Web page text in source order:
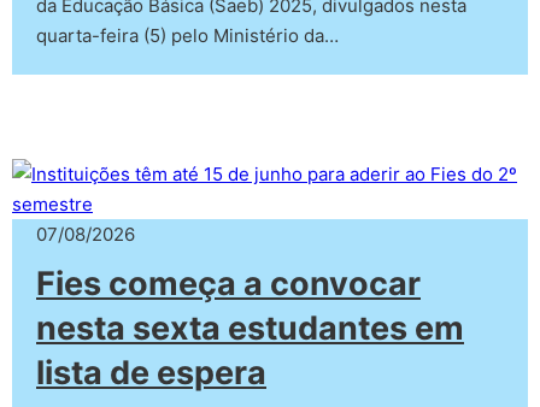
da Educação Básica (Saeb) 2025, divulgados nesta
quarta-feira (5) pelo Ministério da…
07/08/2026
Fies começa a convocar
nesta sexta estudantes em
lista de espera